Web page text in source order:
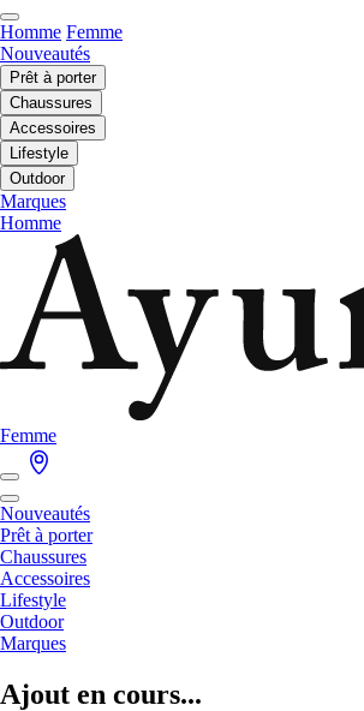
Homme Femme
Nouveautés
Prêt à porter
Chaussures
Accessoires
Lifestyle
Outdoor
Marques
Homme
Femme
Nouveautés
Prêt à porter
Chaussures
Accessoires
Lifestyle
Outdoor
Marques
Ajout en cours...